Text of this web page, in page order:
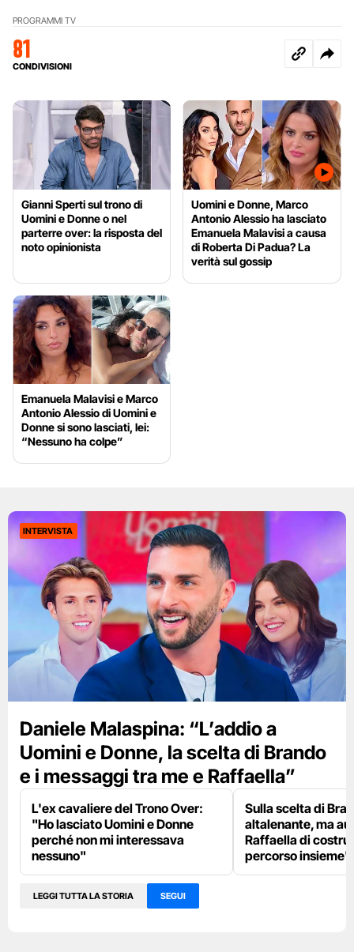
PROGRAMMI TV
81
CONDIVISIONI
Gianni Sperti sul trono di
Uomini e Donne o nel
parterre over: la risposta del
noto opinionista
Uomini e Donne, Marco
Antonio Alessio ha lasciato
Emanuela Malavisi a causa
di Roberta Di Padua? La
verità sul gossip
Emanuela Malavisi e Marco
Antonio Alessio di Uomini e
Donne si sono lasciati, lei:
“Nessuno ha colpe”
INTERVISTA
Daniele Malaspina: “L’addio a
Uomini e Donne, la scelta di Brando
e i messaggi tra me e Raffaella”
L'ex cavaliere del Trono Over:
"Ho lasciato Uomini e Donne
perché non mi interessava
nessuno"
Sulla scelta di
altalenante, ma
Raffaella di
percorso insieme"
LEGGI TUTTA LA STORIA SEGUI